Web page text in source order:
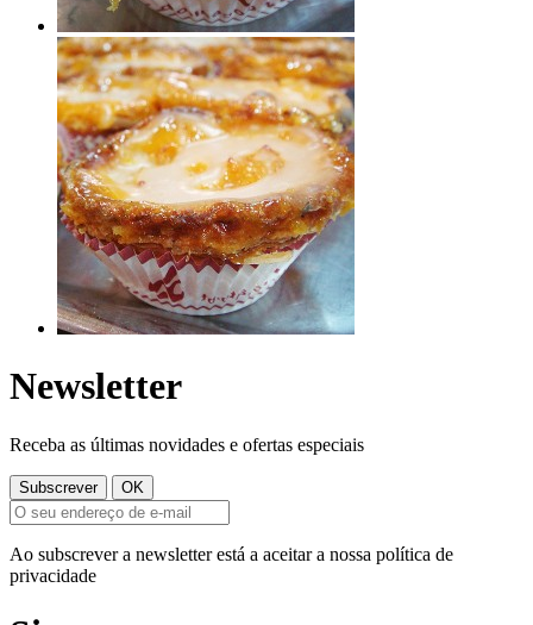
Newsletter
Receba as últimas novidades e ofertas especiais
Ao subscrever a newsletter está a aceitar a nossa política de
privacidade